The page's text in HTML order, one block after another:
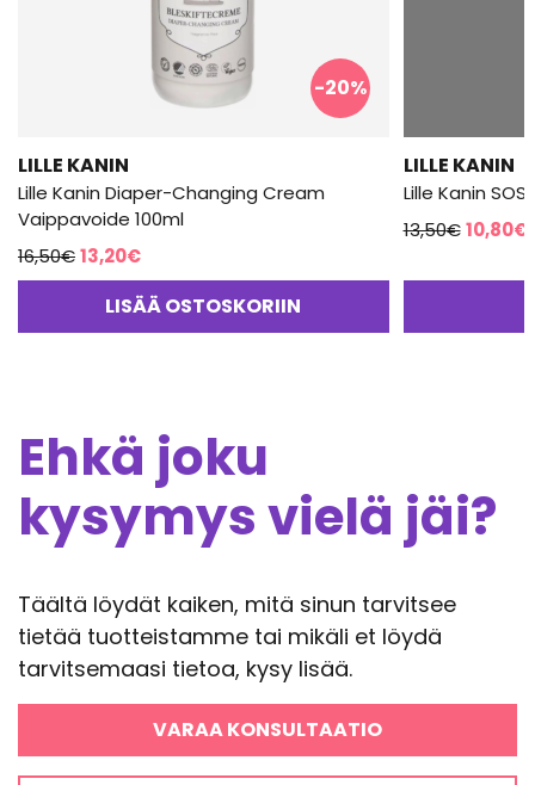
-20%
LILLE KANIN
Lille Kanin Diaper-Changing Cream
Vaippavoide 100ml
16,50€Alkuperäinen
hinta
16,50€.
13,20€Nykyinen
hinta
on:
13,20€.
LISÄÄ OSTOSKORIIN
LILLE KANIN
Lille Kanin
13,50€
oli:
10,80€
Ehkä joku
kysymys vielä jäi?
Täältä löydät kaiken, mitä sinun tarvitsee
tietää tuotteistamme tai mikäli et löydä
tarvitsemaasi tietoa, kysy lisää.
VARAA KONSULTAATIO